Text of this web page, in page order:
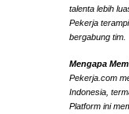
talenta lebih
Pekerja
bergabung tim.
Mengapa
Pekerja.com
Indonesia,
Platform ini